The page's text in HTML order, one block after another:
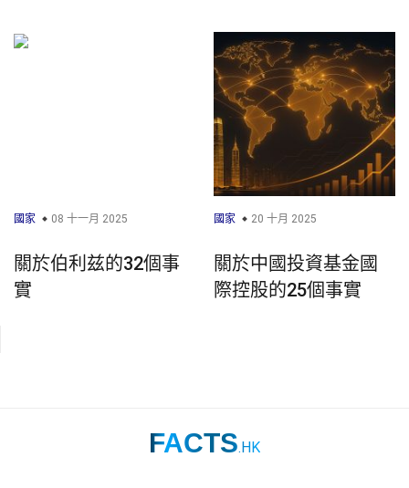
國家 08 十一月 2025
關於伯利兹的32個事
實
國家 20 十月 2025
關於中國投資基金國
際控股的25個事實
FACTS.HK